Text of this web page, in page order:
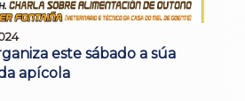
este sábado a súa
apícola